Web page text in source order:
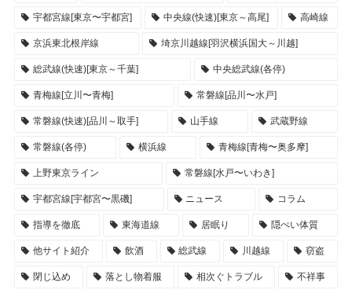
宇都宮線[東京〜宇都宮] 中央線(快速)[東京～高尾] 高崎線
京浜東北根岸線 埼京川越線[羽沢横浜国大～川越]
総武線(快速)[東京～千葉] 中央総武線(各停)
青梅線[立川〜青梅] 常磐線[品川〜水戸]
常磐線(快速)[品川～取手] 山手線 武蔵野線
常磐線(各停) 横浜線 青梅線[青梅〜奥多摩]
上野東京ライン 常磐線[水戸〜いわき]
宇都宮線[宇都宮〜黒磯] ニュース コラム
指導を徹底 東海道線 居眠り 隠ぺい体質
他サイト紹介 飲酒 総武線 川越線 窃盗
閉じ込め 落とし物着服 相次ぐトラブル 不祥事